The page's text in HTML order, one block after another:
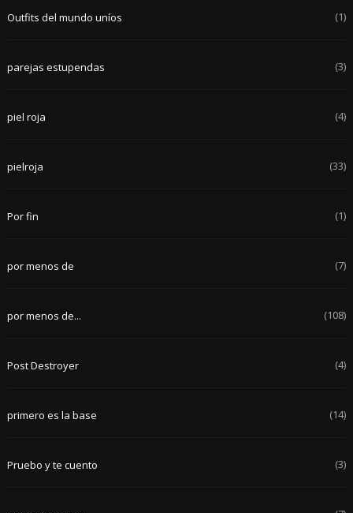
Outfits del mundo uníos (1)
parejas estupendas (3)
piel roja (4)
pielroja (33)
Por fin (1)
por menos de (7)
por menos de... (108)
Post Destroyer (4)
primero es la base (14)
Pruebo y te cuento (3)